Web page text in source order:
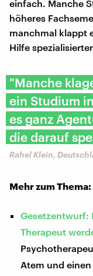
einfach. Manche
höheres
manchmal klappt
Hilfe
"Manche
ein Studium
es ganz
die darauf
Rahel Klein,
Mehr zum Thema:
Gesetzentwurf:
Therapeut
Atem und